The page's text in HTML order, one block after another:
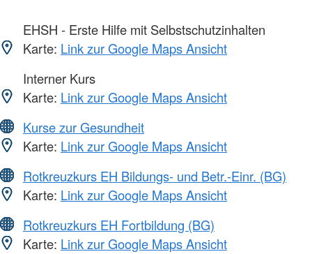
EHSH - Erste Hilfe mit Selbstschutzinhalten
Karte: Link zur Google Maps Ansicht
Interner Kurs
Karte: Link zur Google Maps Ansicht
Kurse zur Gesundheit
Karte: Link zur Google Maps Ansicht
Rotkreuzkurs EH Bildungs- und Betr.-Einr. (BG)
Karte: Link zur Google Maps Ansicht
Rotkreuzkurs EH Fortbildung (BG)
Karte: Link zur Google Maps Ansicht